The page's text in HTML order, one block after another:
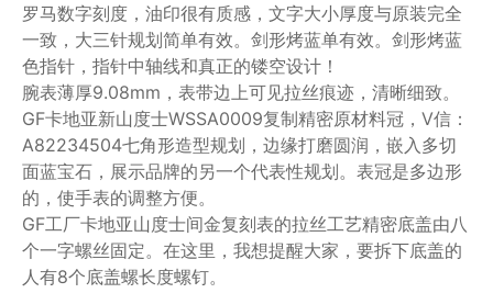
罗马数字刻度，油印很有质感，文字大小厚度与原装完全
一致，大三针规划简单有效。剑形烤蓝单有效。剑形烤蓝
色指针，指针中轴线和真正的镂空设计！
腕表薄厚9.08mm，表带边上可见拉丝痕迹，清晰细致。
GF卡地亚新山度士WSSA0009复制精密原材料冠，V信：
A82234504七角形造型规划，边缘打磨圆润，嵌入多切
面蓝宝石，展示品牌的另一个代表性规划。表冠是多边形
的，使手表的调整方便。
GF工厂卡地亚山度士间金复刻表的拉丝工艺精密底盖由八
个一字螺丝固定。在这里，我想提醒大家，要拆下底盖的
人有8个底盖螺长度螺钉。